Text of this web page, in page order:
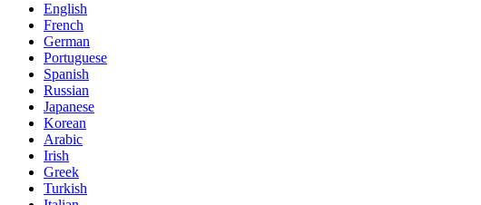
English
French
German
Portuguese
Spanish
Russian
Japanese
Korean
Arabic
Irish
Greek
Turkish